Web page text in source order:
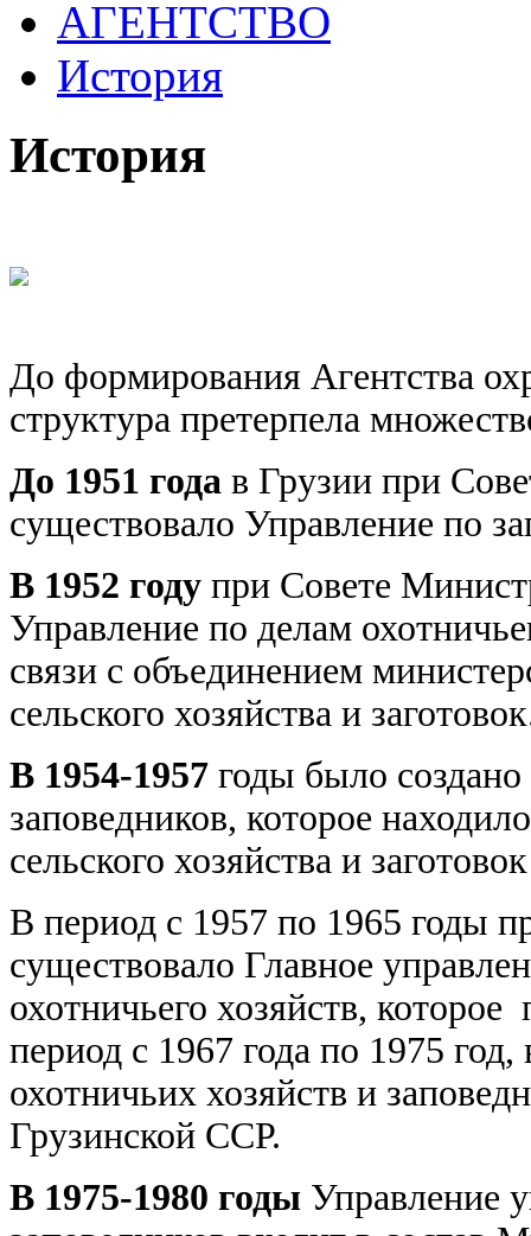
АГЕНТСТВО
История
История
До формирования Агентства
структура претерпела
До 1951 года в Грузии при
существовало Управление по
В 1952 году при Совете
Управление по делам
связи с объединением
сельского хозяйства и
В 1954-1957 годы было
заповедников, которое
сельского хозяйства и
В период с 1957 по 1965 годы
существовало Главное
охотничьего хозяйств,
период с 1967 года по 1975 год,
охотничьих хозяйств и
Грузинской ССР.
В 1975-1980 годы Управление